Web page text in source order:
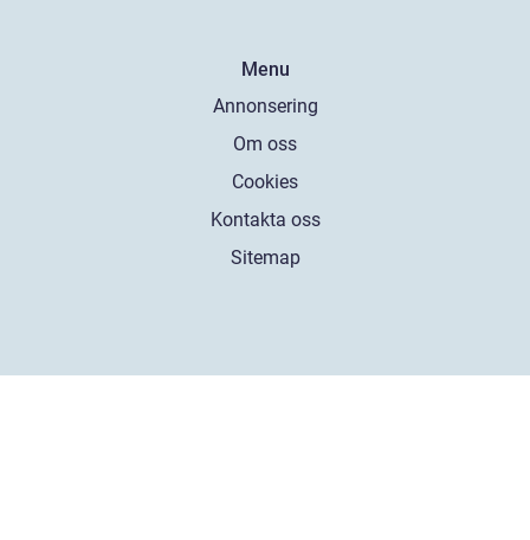
Menu
Annonsering
Om oss
Cookies
Kontakta oss
Sitemap